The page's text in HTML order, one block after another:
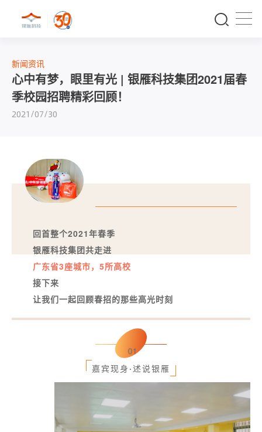
新闻资讯
心中有梦，眼里有光 | 银雁科技集团2021届春
季校园招聘精彩回顾！
2021/07/30
回首整个2021年春季
银雁科技集团共走进
广东省3座城市，5所高校
接下来
让我们一起回顾春招的那些高光时刻
01
嘉宾现身 ·述说银雁